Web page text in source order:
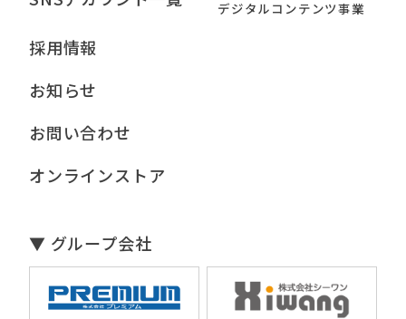
デジタルコンテンツ事業
採用情報
お知らせ
お問い合わせ
オンラインストア
▼ グループ会社